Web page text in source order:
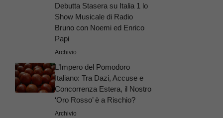
Debutta Stasera su Italia 1 lo
Show Musicale di Radio
Bruno con Noemi ed Enrico
Papi
Archivio
L’Impero del Pomodoro
Italiano: Tra Dazi, Accuse e
Concorrenza Estera, il Nostro
‘Oro Rosso’ è a Rischio?
Archivio